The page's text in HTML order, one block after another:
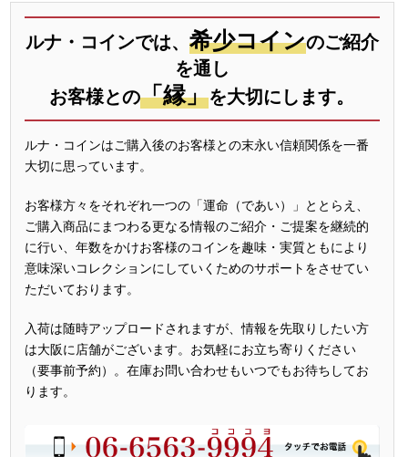
ルナ・コインでは、 希少コインのご紹介
を通し
お客様との「縁」を大切にします。
ルナ・コインはご購入後のお客様との末永い信頼関係を一番
大切に思っています。
お客様方々をそれぞれ一つの「運命（であい）」ととらえ、
ご購入商品にまつわる更なる情報のご紹介・ご提案を継続的
に行い、年数をかけお客様のコインを趣味・実質ともにより
意味深いコレクションにしていくためのサポートをさせてい
ただいております。
入荷は随時アップロードされますが、情報を先取りしたい方
は大阪に店舗がございます。お気軽にお立ち寄りください
（要事前予約）。在庫お問い合わせもいつでもお待ちしてお
ります。